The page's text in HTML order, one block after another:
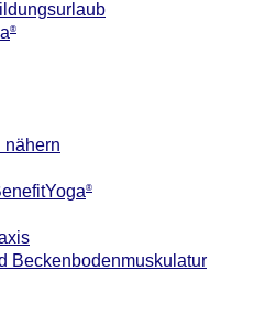
®
nähern
®
Beckenbodenmuskulatur